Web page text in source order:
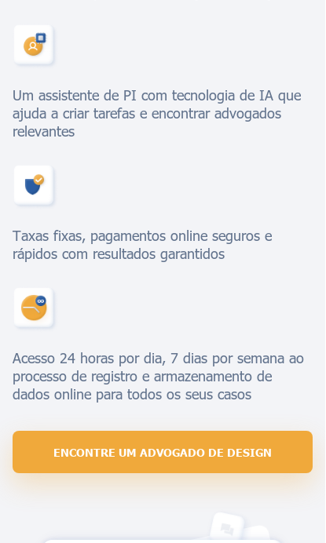
Um assistente de PI com tecnologia de IA que
ajuda a criar tarefas e encontrar advogados
relevantes
Taxas fixas, pagamentos online seguros e
rápidos com resultados garantidos
Acesso 24 horas por dia, 7 dias por semana ao
processo de registro e armazenamento de
dados online para todos os seus casos
ENCONTRE UM ADVOGADO DE DESIGN